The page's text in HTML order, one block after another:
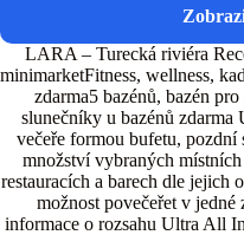
LARA – Turecká riviéra
minimarketFitness, wellness,
zdarma5 bazénů, bazén
slunečníky u bazénů
večeře formou bufetu, pozdní
množství vybraných
restauracích a barech dle jejich
možnost povečeřet v jedné
informace o rozsahu Ultra All